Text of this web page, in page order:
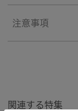
注意事項
関連する特集